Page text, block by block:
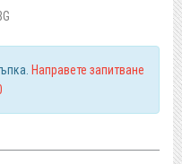
Направете запитване